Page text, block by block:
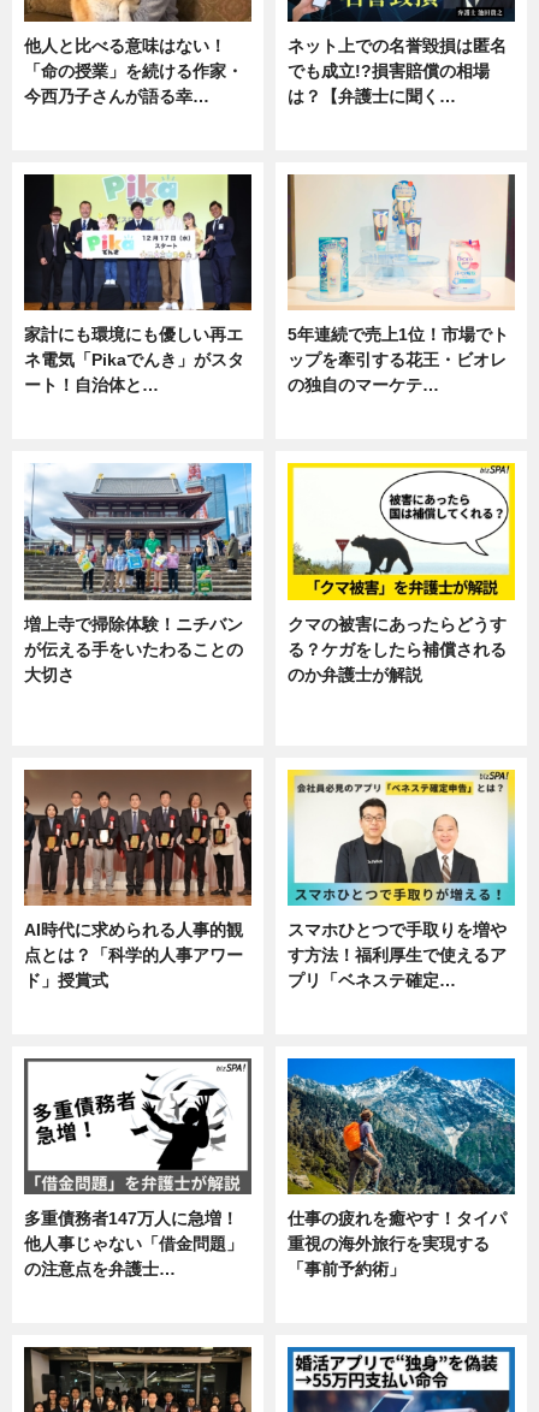
他人と比べる意味はない！
「命の授業」を続ける作家・
今西乃子さんが語る幸…
ネット上での名誉毀損は匿名
でも成立!?損害賠償の相場
は？【弁護士に聞く…
家計にも環境にも優しい再エ
ネ電気「Pikaでんき」がスタ
ート！自治体と…
5年連続で売上1位！市場でト
ップを牽引する花王・ビオレ
の独自のマーケテ…
増上寺で掃除体験！ニチバン
が伝える手をいたわることの
大切さ
クマの被害にあったらどうす
る？ケガをしたら補償される
のか弁護士が解説
AI時代に求められる人事的観
点とは？「科学的人事アワー
ド」授賞式
スマホひとつで手取りを増や
す方法！福利厚生で使えるア
プリ「ベネステ確定…
多重債務者147万人に急増！
他人事じゃない「借金問題」
の注意点を弁護士…
仕事の疲れを癒やす！タイパ
重視の海外旅行を実現する
「事前予約術」